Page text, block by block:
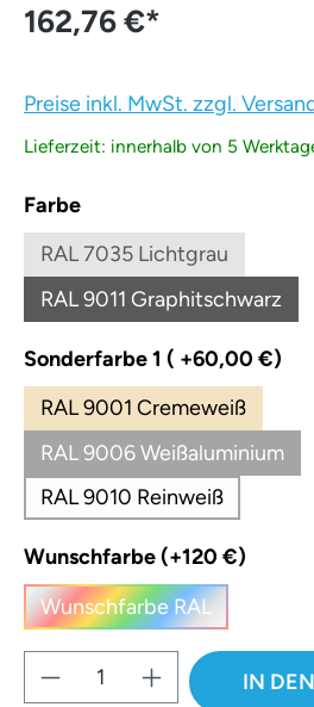
162,76 €*
Preise inkl. MwSt. zzgl.
Lieferzeit: innerhalb von 5
Farbeauswählen
RAL 7035 Lichtgrau
(Diese Option ist
RAL 9011 Graphitschwarz
(Diese Option ist
Sonderfarbe 1 ( +60,00 €)
RAL 9001 Cremeweiß
RAL 9006 Weißaluminium
RAL 9010 Reinweiß
Wunschfarbe (+120 €)
Wunschfarbe RAL
(Diese Option ist
Produkt Anzahl: Gib
IN